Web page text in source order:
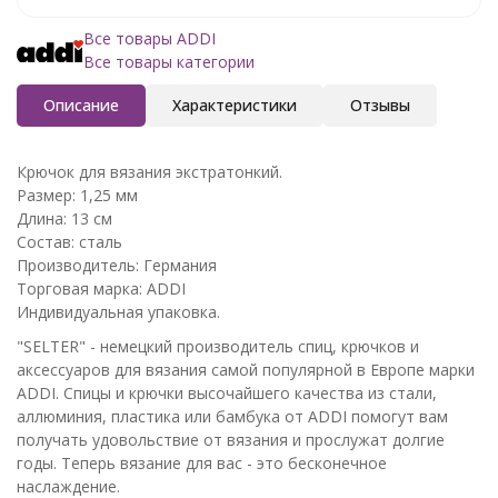
Все товары ADDI
Все товары категории
Описание Характеристики Отзывы
Крючок для вязания экстратонкий.
Размер: 1,25 мм
Длина: 13 см
Состав: сталь
Производитель: Германия
Торговая марка: ADDI
Индивидуальная упаковка.
"SELTER" - немецкий производитель спиц, крючков и
аксессуаров для вязания самой популярной в Европе марки
ADDI. Спицы и крючки высочайшего качества из стали,
аллюминия, пластика или бамбука от ADDI помогут вам
получать удовольствие от вязания и прослужат долгие
годы. Теперь вязание для вас - это бесконечное
наслаждение.